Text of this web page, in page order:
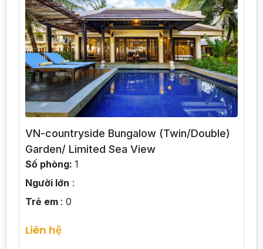
VN-countryside Bungalow (Twin/Double)
Garden/ Limited Sea View
Số phòng: 1
Người lớn :
Trẻ em : 0
Liên hệ